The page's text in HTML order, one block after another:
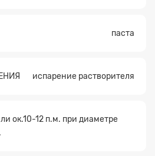
паста
испарение растворителя
ок.10-12 п.м. при диаметре